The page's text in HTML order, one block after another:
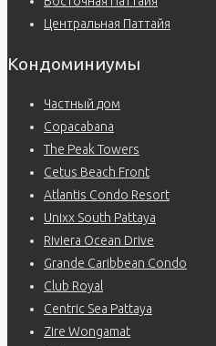
Центральная Паттайя
Кондоминиумы
Частный дом
Copacabana
The Peak Towers
Cetus Beach Front
Atlantis Condo Resort
Unixx South Pattaya
Riviera Ocean Drive
Grande Caribbean Condo
Club Royal
Centric Sea Pattaya
Zire Wongamat